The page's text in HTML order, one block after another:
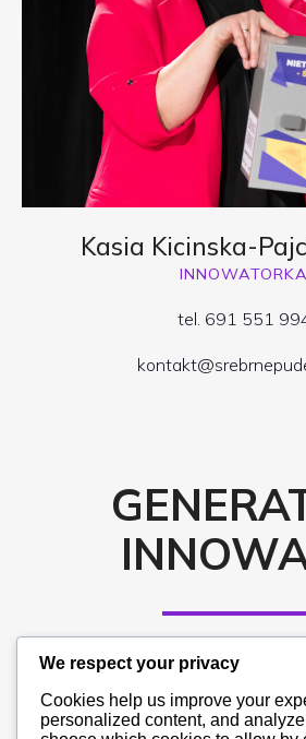
Kasia Kicinska-
INNOWATORKA
tel. 691 551
We respect your privacy
Cookies help us improve your
personalized content, and